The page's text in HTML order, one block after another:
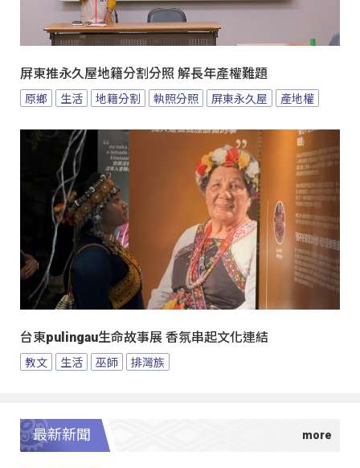
屏東推永久屋地籍分割分照 解長年產權難題
原鄉 生活 地籍分割 執照分照 屏東永久屋 產地權
台東pulingau生命故事展 香氛串起文化連結
教文 生活 巫師 排灣族
最新新聞